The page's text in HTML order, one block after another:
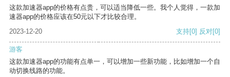
这款加速器app的价格有点贵，可以适当降低一些。我个人觉得，一款加
速器app的价格应该在50元以下才比较合理。
2023-12-20
支持[0] 反对[0]
游客
这款加速器app的功能有点单一，可以增加一些新功能，比如增加一个自
动切换线路的功能。